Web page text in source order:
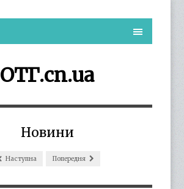
ОТГ.cn.ua
Новини
Наступна Попередня